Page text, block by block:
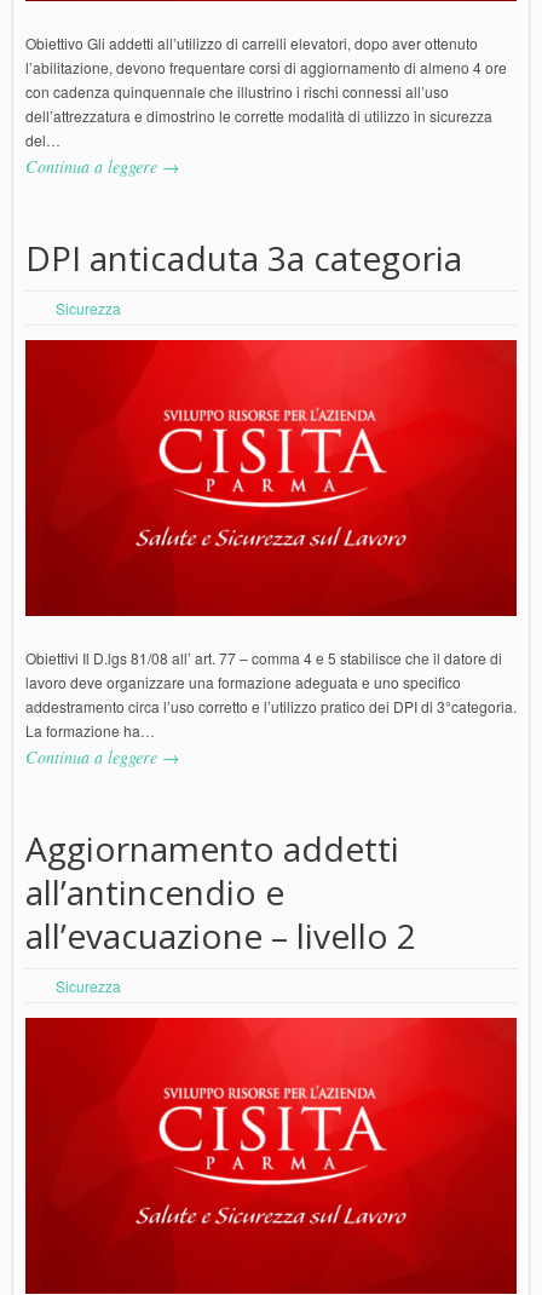
Obiettivo Gli addetti all’utilizzo di carrelli elevatori, dopo aver ottenuto
l’abilitazione, devono frequentare corsi di aggiornamento di almeno 4 ore
con cadenza quinquennale che illustrino i rischi connessi all’uso
dell’attrezzatura e dimostrino le corrette modalità di utilizzo in sicurezza
del…
Continua a leggere →
DPI anticaduta 3a categoria
Sicurezza
Obiettivi Il D.lgs 81/08 all’ art. 77 – comma 4 e 5 stabilisce che il datore di
lavoro deve organizzare una formazione adeguata e uno specifico
addestramento circa l’uso corretto e l’utilizzo pratico dei DPI di 3°categoria.
La formazione ha…
Continua a leggere →
Aggiornamento addetti
all’antincendio e
all’evacuazione – livello 2
Sicurezza